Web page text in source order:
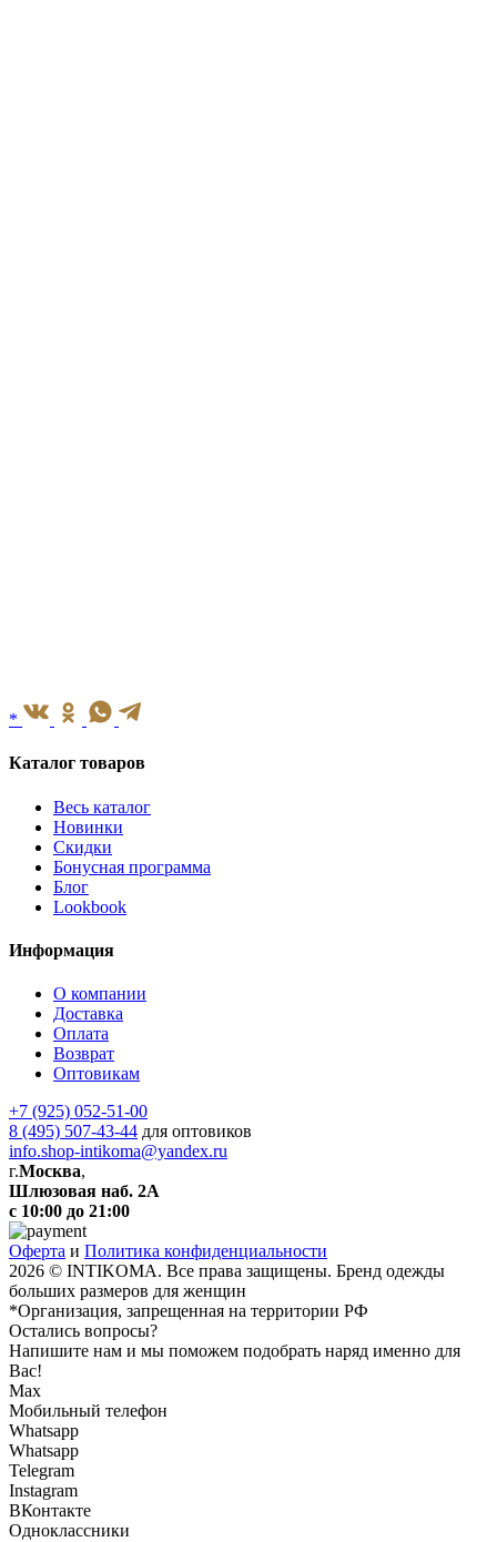
*
Каталог товаров
Весь каталог
Новинки
Скидки
Бонусная программа
Блог
Lookbook
Информация
О компании
Доставка
Оплата
Возврат
Оптовикам
+7 (925) 052-51-00
8 (495) 507-43-44 для оптовиков
info.shop-intikoma@yandex.ru
г.Москва,
Шлюзовая наб. 2А
с 10:00 до 21:00
Оферта и Политика конфиденциальности
2026 © INTIKOMA. Все права защищены. Бренд одежды
больших размеров для женщин
*Организация, запрещенная на территории РФ
Остались вопросы?
Напишите нам и мы поможем подобрать наряд именно для
Вас!
Max
Мобильный телефон
Whatsapp
Whatsapp
Telegram
Instagram
ВКонтакте
Одноклассники